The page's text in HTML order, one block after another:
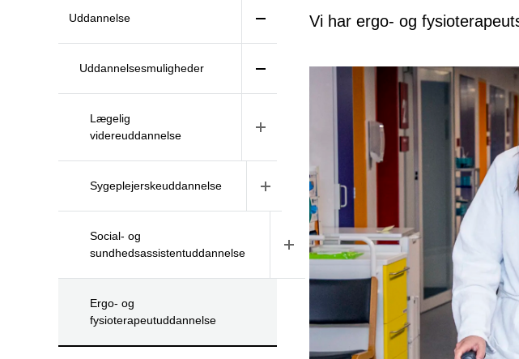
Uddannelse
Uddannelsesmuligheder
Lægelig
videreuddannelse
Sygeplejerskeuddannelse
Social- og
sundhedsassistentuddannelse
Ergo- og
fysioterapeutuddannelse
Vi har ergo- og